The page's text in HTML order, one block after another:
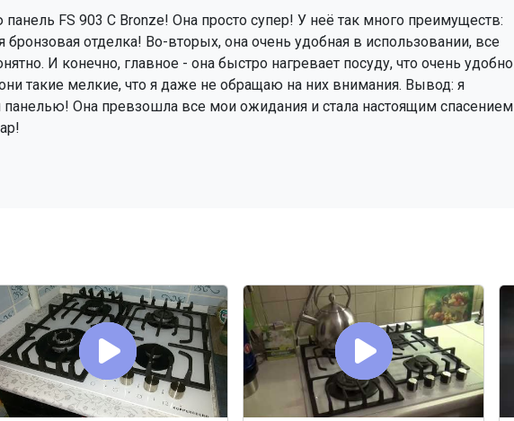
FS 903 C Bronze! Она просто супер! У неё так много преимуществ:
отделка! Во-вторых, она очень удобная в использовании, все
И конечно, главное - она быстро нагревает посуду, что очень удобно
такие мелкие, что я даже не обращаю на них внимания. Вывод: я
Она превзошла все мои ожидания и стала настоящим спасением